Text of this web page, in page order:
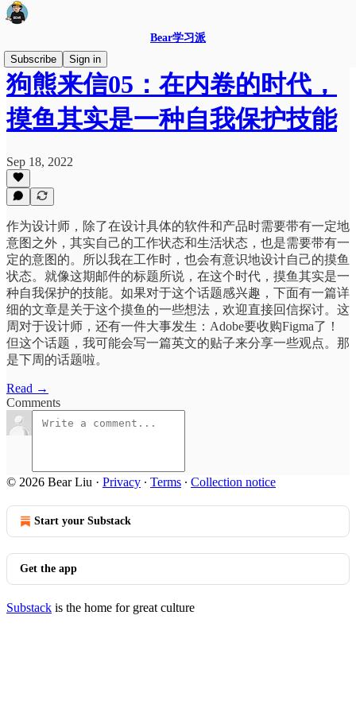
Bear学习派
Subscribe
Sign in
狗熊来信05：在内卷的时代，
摸鱼其实是一种自我保护技能
Sep 18, 2022
作为设计师，除了在设计具体的软件和产品时需要带有一定地
意图之外，其实自己的工作状态和生活状态，也是需要带有一
定的意图的。所以我在工作时，也会有意识地设计自己的摸鱼
状态。就像这期邮件的标题所说，在这个时代，摸鱼其实是一
种自我保护的技能。如果对于这个话题感兴趣，下面有一篇详
细的文章是关于这个摸鱼的一些想法，欢迎直接回信探讨。这
周对于设计师，还有一件大事发生：Adobe要收购Figma了！
但这个话题，我可能会写一篇英文的贴子来分享一些观点。那
是下周的话题啦。
Read →
Comments
© 2026 Bear Liu · Privacy ∙ Terms ∙ Collection notice
Start your Substack
Get the app
Substack is the home for great culture